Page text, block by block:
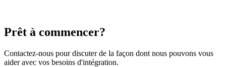
Prêt à commencer?
Contactez-nous pour discuter de la façon dont nous pouvons vous
aider avec vos besoins d'intégration.